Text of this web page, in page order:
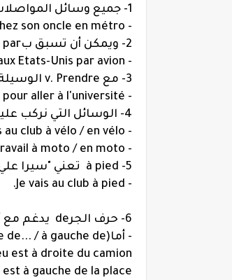
1- جميع وسائل المواصلات تسبق بحرف الجر en بشرط ألا يتبعه أداة.
- Je vais au lycée en bus.
oncle en métro.
2- ويمكن أن تسبق بpar بشرط أن يتبعه أداة ماعدا (bateau - avion)
- Je vais au club par le métro.
Etats-Unis par avion.
3- مع v. Prendre الوسيلة تأخذ أداة معرفة.
- Il prend le train pour aller à l'université.
4- الوسائل التي نركب عليها تأخذ en أو à مثل - ( à bicyclette - à motocycle - à vélo):
- Je vais au club à vélo / en vélo.
- Il va au travail à moto / en moto.
5- à pied تعني "سيرا علي الأقدام":
- Je vais au club à pied.
6- حرف الجرde يدغم مع أدوات المعرفة كما يلي:
- أما(à droite de... / à gauche de...) يليها اسم:
est à droite du camion.
à gauche de la place.